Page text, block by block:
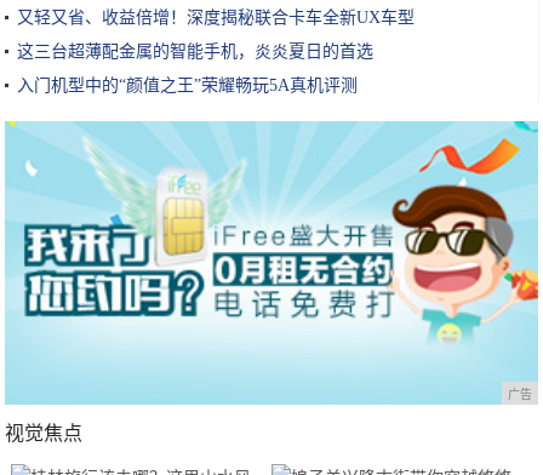
又轻又省、收益倍增！深度揭秘联合卡车全新UX车型
这三台超薄配金属的智能手机，炎炎夏日的首选
入门机型中的“颜值之王”荣耀畅玩5A真机评测
广告
视觉焦点